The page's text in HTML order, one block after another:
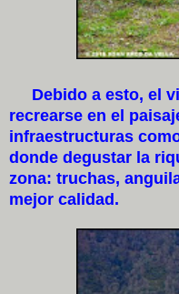
Debido a esto, el
recrearse en el
infraestructuras
donde degustar la
zona: truchas,
mejor calidad.